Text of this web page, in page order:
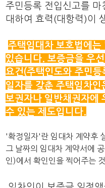
주민등록 전입신고를 마
대하여 효력(대항력)이
주택임대차 보호법에
있습니다. 보증금을 우
요건(주택인도와 주민
일자를 갖춘 주택임차
보권자나 일반채권자에
수 있는 제도입니다.
'확정일자'란 임대차 계약후
그 날짜의 임대차 계약서에
인)에서 확인인을 찍어주는